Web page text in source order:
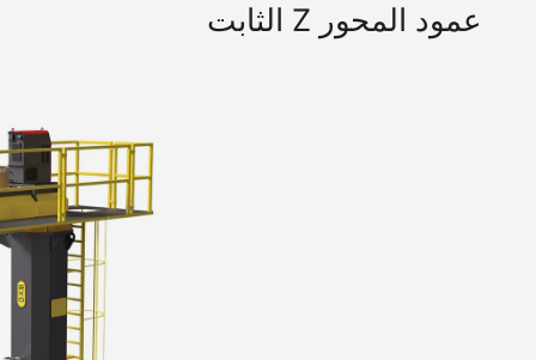
عمود المحور Z الثابت